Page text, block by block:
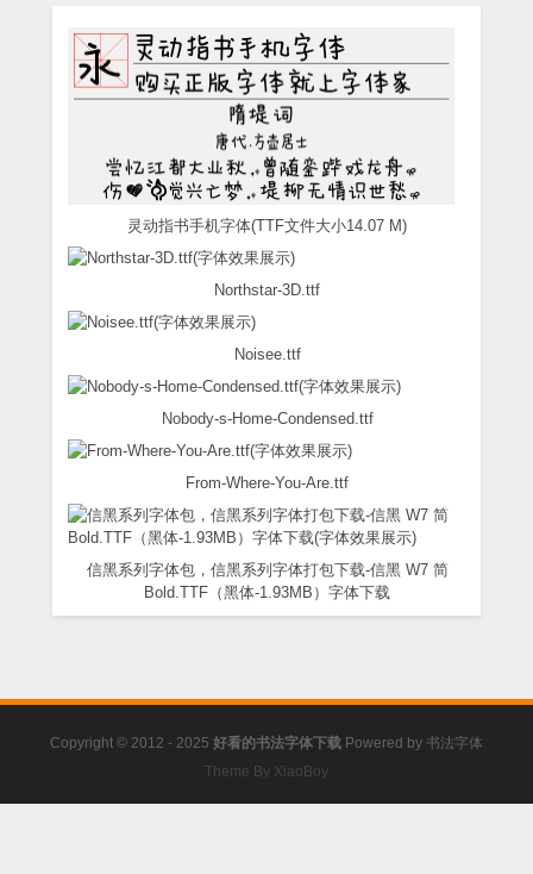
灵动指书手机字体(TTF文件大小14.07 M)
Northstar-3D.ttf
Noisee.ttf
Nobody-s-Home-Condensed.ttf
From-Where-You-Are.ttf
信黑系列字体包，信黑系列字体打包下载-信黑 W7 简
Bold.TTF（黑体-1.93MB）字体下载
Copyright © 2012 - 2025 好看的书法字体下载 Powered by 书法字体
Theme By XiaoBoy